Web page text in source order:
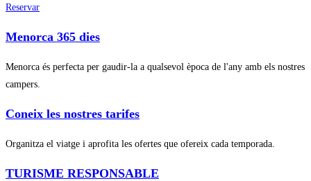
Reservar
Menorca 365 dies
Menorca és perfecta per gaudir-la a qualsevol època de l'any amb els nostres
campers.
Coneix les nostres tarifes
Organitza el viatge i aprofita les ofertes que ofereix cada temporada.
TURISME RESPONSABLE